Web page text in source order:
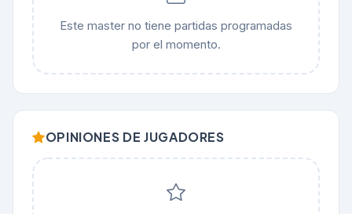
Este master no tiene partidas programadas
por el momento.
OPINIONES DE JUGADORES